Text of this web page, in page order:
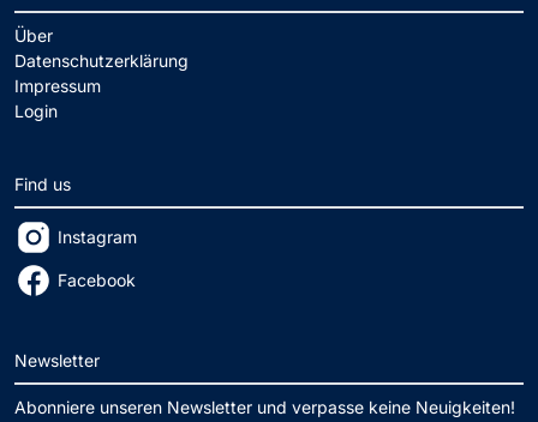
Über
Datenschutzerklärung
Impressum
Login
Find us
Instagram
Facebook
Newsletter
Abonniere unseren Newsletter und verpasse keine Neuigkeiten!